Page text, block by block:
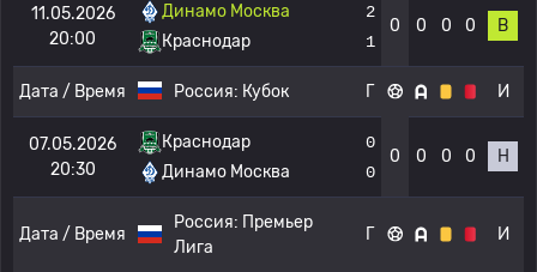
11.05.2026
20:00
Динамо Москва
Краснодар
2
1
0 0 0 0 В
Дата / Время Россия: Кубок Г И
07.05.2026
20:30
Краснодар
Динамо Москва
0
0
0 0 0 0 Н
Дата / Время
Россия: Премьер
Лига
Г И